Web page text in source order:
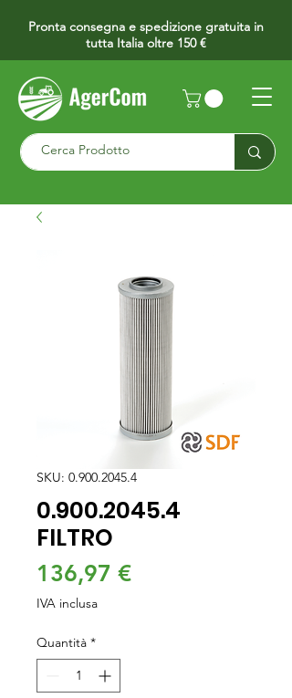
Pronta consegna e spedizione gratuita in
tutta Italia oltre 150 €
SKU: 0.900.2045.4
0.900.2045.4
FILTRO
136,97 €Prezzo
IVA inclusa
Quantità *